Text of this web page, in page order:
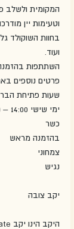
המקומית ולשלב
וטעימות יין
בחוות השוקולד
ועוד.
השתתפות
פרטים נוספים
שעות פתיחת
ימי שישי 14:00 – 11:00
כשר
בהזמנה מראש
צמחוני
נגיש
יקב צובה